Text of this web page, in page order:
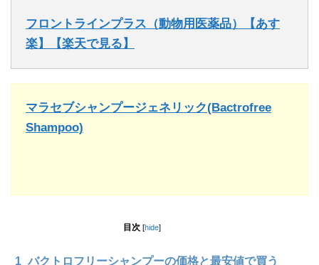
フロントラインプラス（動物用医薬品）【あす
楽】【楽天で見る】
マラセブシャンプージェネリック(Bactrofree
Shampoo)
目次 [hide]
1 バクトロフリーシャンプーの価格と最安値で買う